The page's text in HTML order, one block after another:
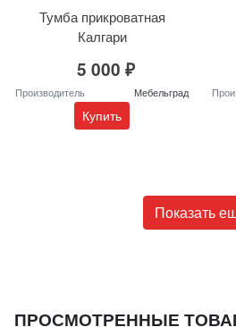
Тумба прикроватная
Калгари
5 000 ₽
Производитель Мебельград
Купить
Показать
ПРОСМОТРЕННЫЕ